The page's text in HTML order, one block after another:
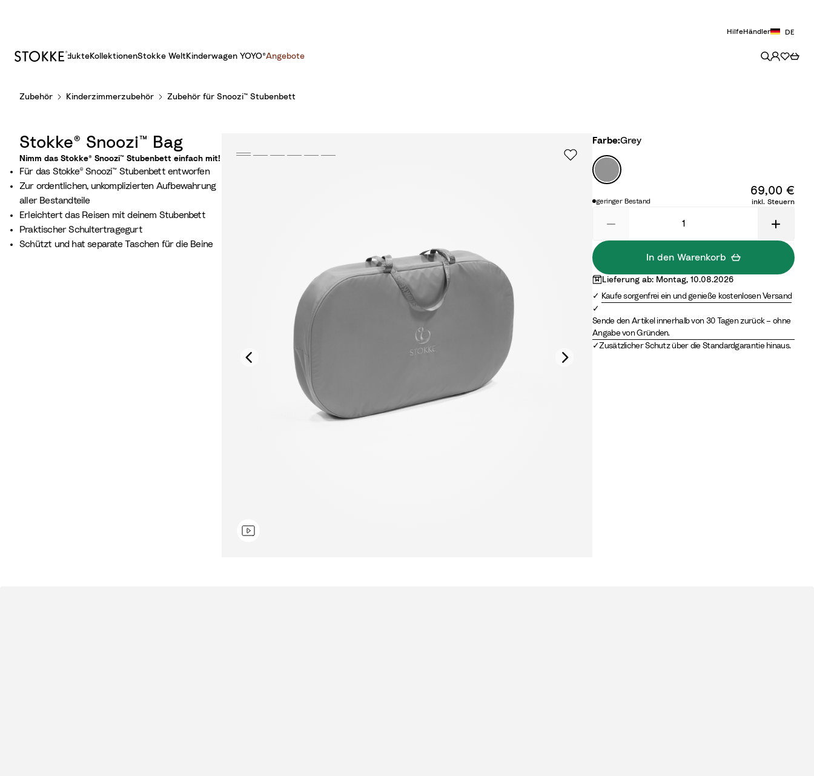
HilfeHändler DE
ProdukteKollektionenStokke WeltKinderwagen YOYO®Angebote
Zubehör Kinderzimmerzubehör Zubehör für Snoozi™ Stubenbett
Stokke® Snoozi™ Bag
Nimm das Stokke® Snoozi™ Stubenbett einfach mit!
Für das Stokke® Snoozi™ Stubenbett entworfen
Zur ordentlichen, unkomplizierten Aufbewahrung
aller Bestandteile
Erleichtert das Reisen mit deinem Stubenbett
Praktischer Schultertragegurt
Schützt und hat separate Taschen für die Beine
Farbe
Farbe:Grey
G
r
ygeringer Bestand
69,00 €
inkl. Steuern
In den Warenkorb
Lieferung ab: Montag, 10.08.2026
Kaufe sorgenfrei ein und genieße kostenlosen Versand
Sende den Artikel innerhalb von 30 Tagen zurück – ohne
Angabe von Gründen.
Zusätzlicher Schutz über die Standardgarantie hinaus.